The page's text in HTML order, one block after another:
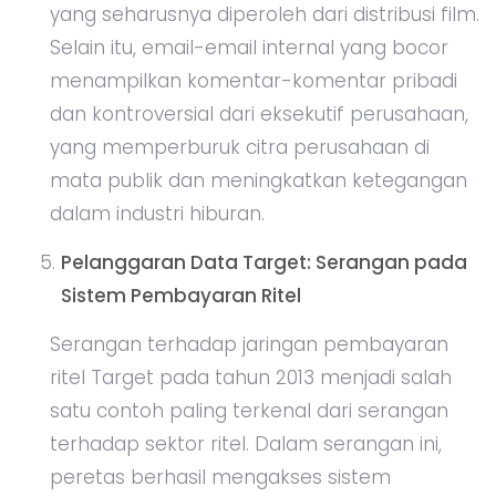
yang seharusnya diperoleh dari distribusi film.
Selain itu, email-email internal yang bocor
menampilkan komentar-komentar pribadi
dan kontroversial dari eksekutif perusahaan,
yang memperburuk citra perusahaan di
mata publik dan meningkatkan ketegangan
dalam industri hiburan.
Pelanggaran Data Target: Serangan pada
Sistem Pembayaran Ritel
Serangan terhadap jaringan pembayaran
ritel Target pada tahun 2013 menjadi salah
satu contoh paling terkenal dari serangan
terhadap sektor ritel. Dalam serangan ini,
peretas berhasil mengakses sistem